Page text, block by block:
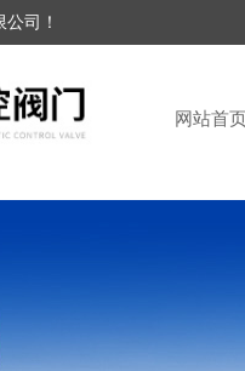
司！
网站首